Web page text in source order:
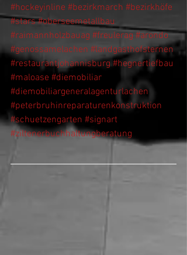
#hockeyinline #bezirkmarch #bezirkhöfe
#stars #oberseemetallbau
#raimannholzbauag #freulerag #arondo
#genossamelachen #landgasthofsternen
#restaurantjohannisburg #hegnertiefbau
#maloase #diemobiliar
#diemobiliargeneralagenturlachen
#peterbruhinreparaturenkonstruktion
#schuetzengarten #signart
#ziltenerbuchhaltungberatung